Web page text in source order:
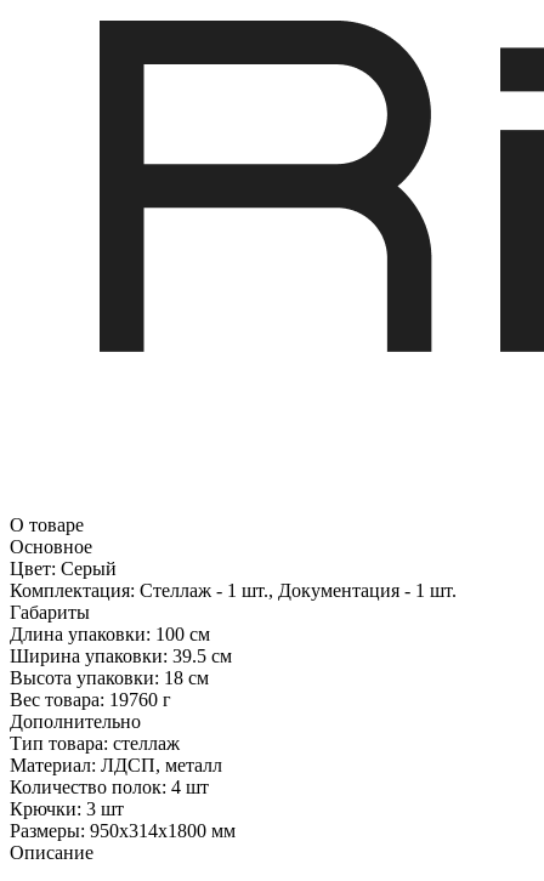
О товаре
Основное
Цвет: Серый
Комплектация: Стеллаж - 1 шт., Документация - 1 шт.
Габариты
Длина упаковки: 100 см
Ширина упаковки: 39.5 см
Высота упаковки: 18 см
Вес товара: 19760 г
Дополнительно
Тип товара: стеллаж
Материал: ЛДСП, металл
Количество полок: 4 шт
Крючки: 3 шт
Размеры: 950х314х1800 мм
Описание